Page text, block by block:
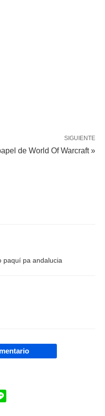
SIGUIENTE
de World Of Warcraft »
paquí pa andalucia